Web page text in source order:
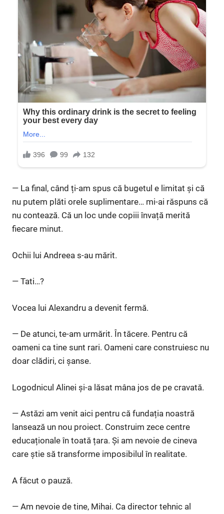
— La final, când ți-am spus că bugetul e limitat și că
nu putem plăti orele suplimentare… mi-ai răspuns că
nu contează. Că un loc unde copiii învață merită
fiecare minut.
Ochii lui Andreea s-au mărit.
— Tati…?
Vocea lui Alexandru a devenit fermă.
— De atunci, te-am urmărit. În tăcere. Pentru că
oameni ca tine sunt rari. Oameni care construiesc nu
doar clădiri, ci șanse.
Logodnicul Alinei și-a lăsat mâna jos de pe cravată.
— Astăzi am venit aici pentru că fundația noastră
lansează un nou proiect. Construim zece centre
educaționale în toată țara. Și am nevoie de cineva
care știe să transforme imposibilul în realitate.
A făcut o pauză.
— Am nevoie de tine, Mihai. Ca director tehnic al